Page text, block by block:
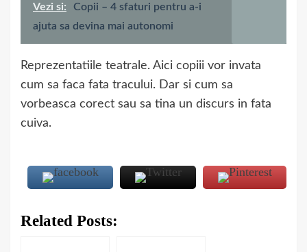
Vezi si:
Copii – 4 sfaturi pentru a-i
ajuta sa devina mai autonomi
Reprezentatiile teatrale. Aici copiii vor invata
cum sa faca fata tracului. Dar si cum sa
vorbeasca corect sau sa tina un discurs in fata
cuiva.
Related Posts: